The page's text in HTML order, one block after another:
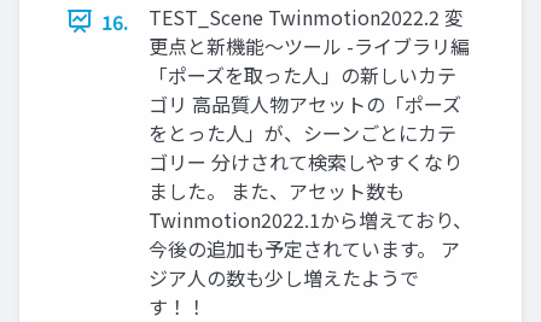
16.
TEST_Scene Twinmotion2022.2 変
更点と新機能～ツール -ライブラリ編
「ポーズを取った人」の新しいカテ
ゴリ 高品質人物アセットの「ポーズ
をとった人」が、シーンごとにカテ
ゴリー 分けされて検索しやすくなり
ました。 また、アセット数も
Twinmotion2022.1から増えており、
今後の追加も予定されています。 ア
ジア人の数も少し増えたようで
す！！